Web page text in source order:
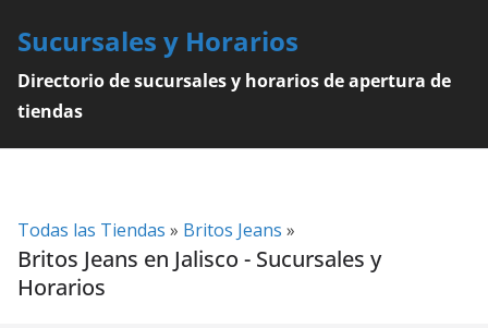
content
Sucursales y Horarios
Directorio de sucursales y horarios de apertura de
tiendas
Todas las Tiendas » Britos Jeans »
Britos Jeans en Jalisco - Sucursales y
Horarios